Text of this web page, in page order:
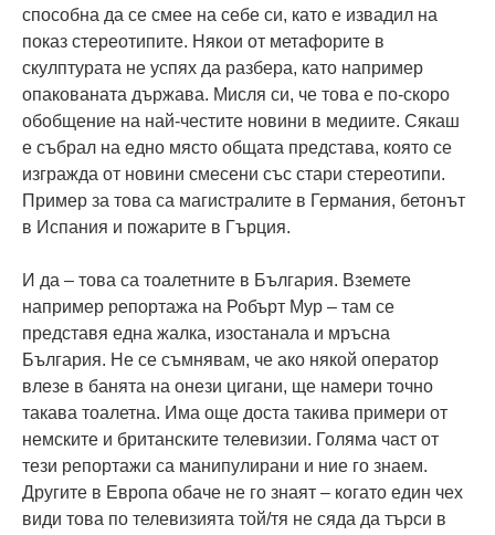
способна да се смее на себе си, като е извадил на
показ стереотипите. Някои от метафорите в
скулптурата не успях да разбера, като например
опакованата държава. Мисля си, че това е по-скоро
обобщение на най-честите новини в медиите. Сякаш
е събрал на едно място общата представа, която се
изгражда от новини смесени със стари стереотипи.
Пример за това са магистралите в Германия, бетонът
в Испания и пожарите в Гърция.
И да – това са тоалетните в България. Вземете
например репортажа на Робърт Мур – там се
представя една жалка, изостанала и мръсна
България. Не се съмнявам, че ако някой оператор
влезе в банята на онези цигани, ще намери точно
такава тоалетна. Има още доста такива примери от
немските и британските телевизии. Голяма част от
тези репортажи са манипулирани и ние го знаем.
Другите в Европа обаче не го знаят – когато един чех
види това по телевизията той/тя не сяда да търси в